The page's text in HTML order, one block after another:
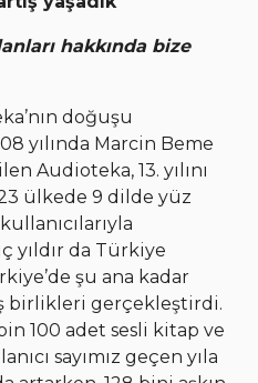
hakkında bize
doğuşu
yılında Marcin Beme
Audioteka, 13. yılını
ülkede 9 dilde yüz
yıldır da Türkiye
şu ana kadar
birlikleri gerçekleştirdi.
100 adet sesli kitap ve
sayımız geçen yıla